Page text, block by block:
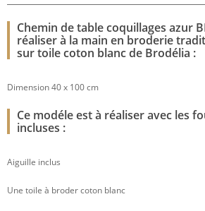
Chemin de table coquillages azur
réaliser à la main en broderie
sur toile coton blanc de Brodélia :
Dimension 40 x 100 cm
Ce modéle est à réaliser avec les
incluses :
Aiguille inclus
Une toile à broder coton blanc